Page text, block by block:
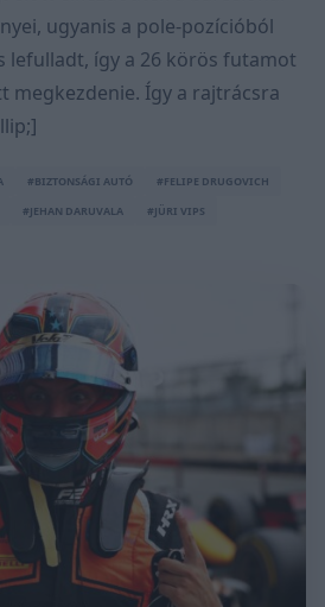
ugyanis a pole-pozícióból
lefulladt, így a 26 körös futamot
megkezdenie. Így a rajtrácsra
#BIZTONSÁGI AUTÓ
#FELIPE DRUGOVICH
#JEHAN DARUVALA
#JÜRI VIPS